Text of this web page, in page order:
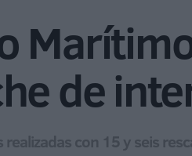
de
con 15 y seis